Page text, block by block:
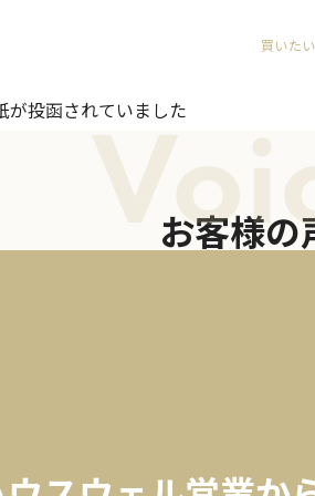
買いたい
が投函されていました
お客様の